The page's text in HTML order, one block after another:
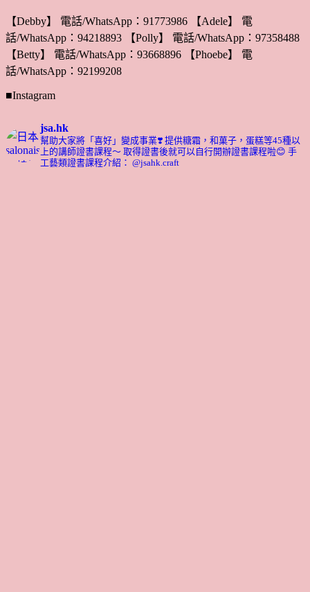
【Debby】 電話/WhatsApp：91773986 【Adele】 電
話/WhatsApp：94218893 【Polly】 電話/WhatsApp：97358488
【Betty】 電話/WhatsApp：93668896 【Phoebe】 電
話/WhatsApp：92199208
■Instagram
jsa.hk
幫助大家將「喜好」變成事業❣️ 提供糖霜，和菓子，蛋糕等45種以
上的講師證書課程～ 取得證書後就可以自行開辦證書課程啦😊 手
工藝類證書課程介紹： @jsahk.craft